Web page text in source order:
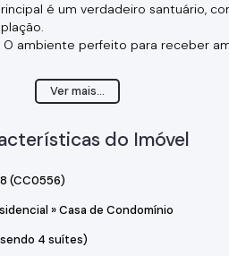
é um verdadeiro santuário,
ambiente perfeito para receber
para relaxar e desfrutar de
seus convidados.
se refrescar nos dias ensolarados.
a dia.
Ver mais...
do Imóvel
(CC0556)
»Casa de Condomínio
4 suítes)